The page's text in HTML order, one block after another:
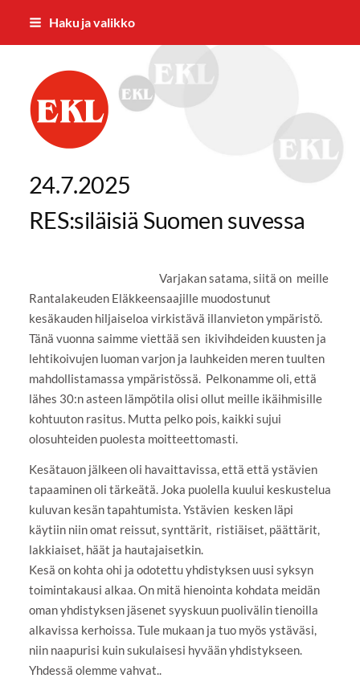
Siirry
Haku ja valikko
Rantalakeuden Eläkkeensaajat RES
24.7.2025
RES:siläisiä Suomen suvessa
Varjakan satama, siitä on meille
Rantalakeuden Eläkkeensaajille muodostunut
kesäkauden hiljaiseloa virkistävä illanvieton ympäristö.
Tänä vuonna saimme viettää sen ikivihdeiden kuusten ja
lehtikoivujen luoman varjon ja lauhkeiden meren tuulten
mahdollistamassa ympäristössä. Pelkonamme oli, että
lähes 30:n asteen lämpötila olisi ollut meille ikäihmisille
kohtuuton rasitus. Mutta pelko pois, kaikki sujui
olosuhteiden puolesta moitteettomasti.
Kesätauon jälkeen oli havaittavissa, että että ystävien
tapaaminen oli tärkeätä. Joka puolella kuului keskustelua
kuluvan kesän tapahtumista. Ystävien kesken läpi
käytiin niin omat reissut, synttärit, ristiäiset, päättärit,
lakkiaiset, häät ja hautajaisetkin.
Kesä on kohta ohi ja odotettu yhdistyksen uusi syksyn
toimintakausi alkaa. On mitä hienointa kohdata meidän
oman yhdistyksen jäsenet syyskuun puolivälin tienoilla
alkavissa kerhoissa. Tule mukaan ja tuo myös ystäväsi,
niin naapurisi kuin sukulaisesi hyvään yhdistykseen.
Yhdessä olemme vahvat..